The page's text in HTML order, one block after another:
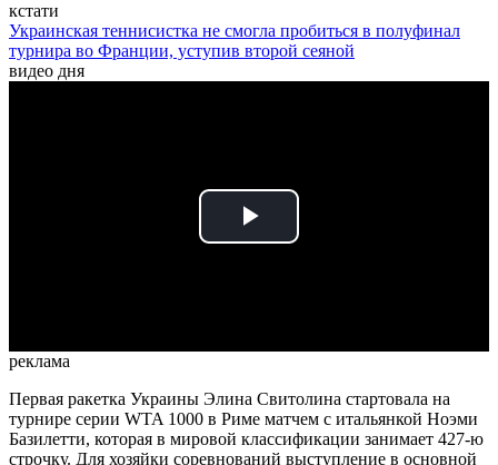
кстати
Украинская теннисистка не смогла пробиться в полуфинал
турнира во Франции, уступив второй сеяной
видео дня
Play
реклама
Первая ракетка Украины Элина Свитолина стартовала на
турнире серии WTA 1000 в Риме матчем с итальянкой Ноэми
Базилетти, которая в мировой классификации занимает 427-ю
строчку. Для хозяйки соревнований выступление в основной